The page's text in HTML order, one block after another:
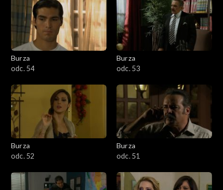
Burza
odc. 54
Burza
odc. 53
Burza
odc. 52
Burza
odc. 51